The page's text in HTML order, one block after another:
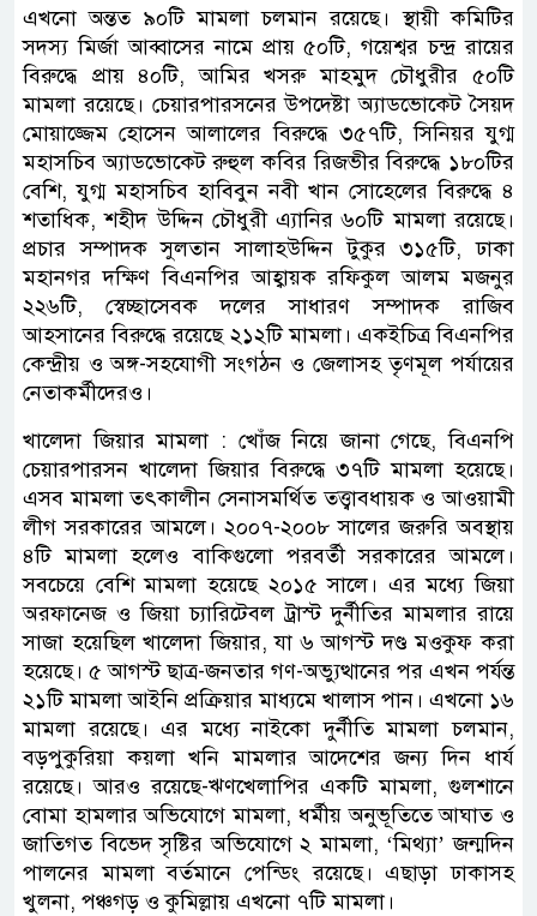
এখনো অন্তত ৯০টি মামলা চলমান রয়েছে। স্থায়ী কমিটির
সদস্য মির্জা আব্বাসের নামে প্রায় ৫০টি, গয়েশ্বর চন্দ্র রায়ের
বিরুদ্ধে প্রায় ৪০টি, আমির খসরু মাহমুদ চৌধুরীর ৫০টি
মামলা রয়েছে। চেয়ারপারসনের উপদেষ্টা অ্যাডভোকেট সৈয়দ
মোয়াজ্জেম হোসেন আলালের বিরুদ্ধে ৩৫৭টি, সিনিয়র যুগ্ম
মহাসচিব অ্যাডভোকেট রুহুল কবির রিজভীর বিরুদ্ধে ১৮০টির
বেশি, যুগ্ম মহাসচিব হাবিবুন নবী খান সোহেলের বিরুদ্ধে ৪
শতাধিক, শহীদ উদ্দিন চৌধুরী এ্যানির ৬০টি মামলা রয়েছে।
প্রচার সম্পাদক সুলতান সালাহউদ্দিন টুকুর ৩১৫টি, ঢাকা
মহানগর দক্ষিণ বিএনপির আহ্বায়ক রফিকুল আলম মজনুর
২২৬টি, স্বেচ্ছাসেবক দলের সাধারণ সম্পাদক রাজিব
আহসানের বিরুদ্ধে রয়েছে ২১২টি মামলা। একইচিত্র বিএনপির
কেন্দ্রীয় ও অঙ্গ-সহযোগী সংগঠন ও জেলাসহ তৃণমূল পর্যায়ের
নেতাকর্মীদেরও।
খালেদা জিয়ার মামলা : খোঁজ নিয়ে জানা গেছে, বিএনপি
চেয়ারপারসন খালেদা জিয়ার বিরুদ্ধে ৩৭টি মামলা হয়েছে।
এসব মামলা তৎকালীন সেনাসমর্থিত তত্ত্বাবধায়ক ও আওয়ামী
লীগ সরকারের আমলে। ২০০৭-২০০৮ সালের জরুরি অবস্থায়
৪টি মামলা হলেও বাকিগুলো পরবর্তী সরকারের আমলে।
সবচেয়ে বেশি মামলা হয়েছে ২০১৫ সালে। এর মধ্যে জিয়া
অরফানেজ ও জিয়া চ্যারিটেবল ট্রাস্ট দুর্নীতির মামলার রায়ে
সাজা হয়েছিল খালেদা জিয়ার, যা ৬ আগস্ট দণ্ড মওকুফ করা
হয়েছে। ৫ আগস্ট ছাত্র-জনতার গণ-অভ্যুত্থানের পর এখন পর্যন্ত
২১টি মামলা আইনি প্রক্রিয়ার মাধ্যমে খালাস পান। এখনো ১৬
মামলা রয়েছে। এর মধ্যে নাইকো দুর্নীতি মামলা চলমান,
বড়পুকুরিয়া কয়লা খনি মামলার আদেশের জন্য দিন ধার্য
রয়েছে। আরও রয়েছে-ঋণখেলাপির একটি মামলা, গুলশানে
বোমা হামলার অভিযোগে মামলা, ধর্মীয় অনুভূতিতে আঘাত ও
জাতিগত বিভেদ সৃষ্টির অভিযোগে ২ মামলা, ‘মিথ্যা’ জন্মদিন
পালনের মামলা বর্তমানে পেন্ডিং রয়েছে। এছাড়া ঢাকাসহ
খুলনা, পঞ্চগড় ও কুমিল্লায় এখনো ৭টি মামলা।